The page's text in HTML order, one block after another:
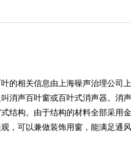
的相关信息由上海噪声治理公司
消声百叶窗或百叶式消声器。消
结构。由于结构的材料全部采用
，可以兼做装饰用窗，能满足通